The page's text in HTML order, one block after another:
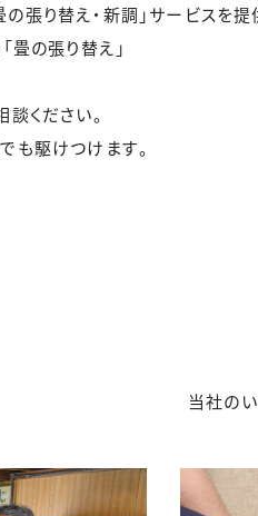
張り替え・新調」サービスを提
畳の張り替え」
ください。
も駆けつけます。
当社の